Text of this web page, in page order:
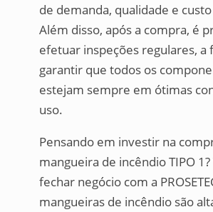
de demanda, qualidade e
Além disso, após a compra, é
efetuar inspeções regulares, a
garantir que todos os
estejam sempre em ótimas
uso.
Pensando em investir na
mangueira de incêndio TIPO 1?
fechar negócio com a
mangueiras de incêndio são